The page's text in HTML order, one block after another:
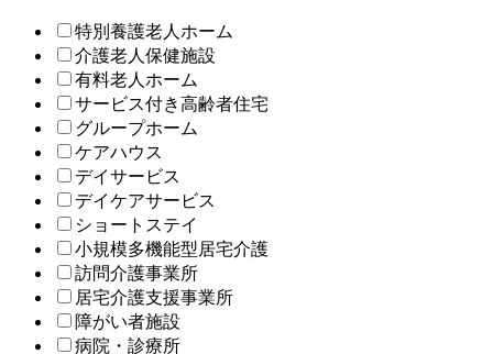
特別養護老人ホーム
介護老人保健施設
有料老人ホーム
サービス付き高齢者住宅
グループホーム
ケアハウス
デイサービス
デイケアサービス
ショートステイ
小規模多機能型居宅介護
訪問介護事業所
居宅介護支援事業所
障がい者施設
病院・診療所